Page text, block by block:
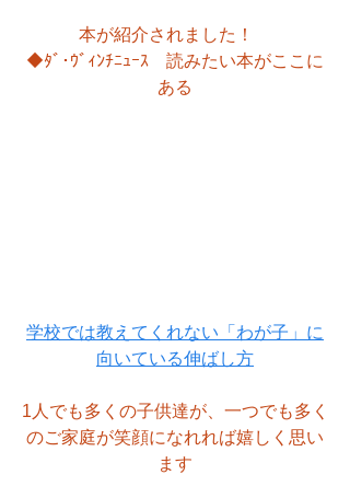
本が紹介されました！
◆ﾀﾞ･ｳﾞｨﾝﾁﾆｭｰｽ　読みたい本がここに
ある
学校では教えてくれない「わが子」に
向いている伸ばし方
1人でも多くの子供達が、一つでも多く
のご家庭が笑顔になれれば嬉しく思い
ます